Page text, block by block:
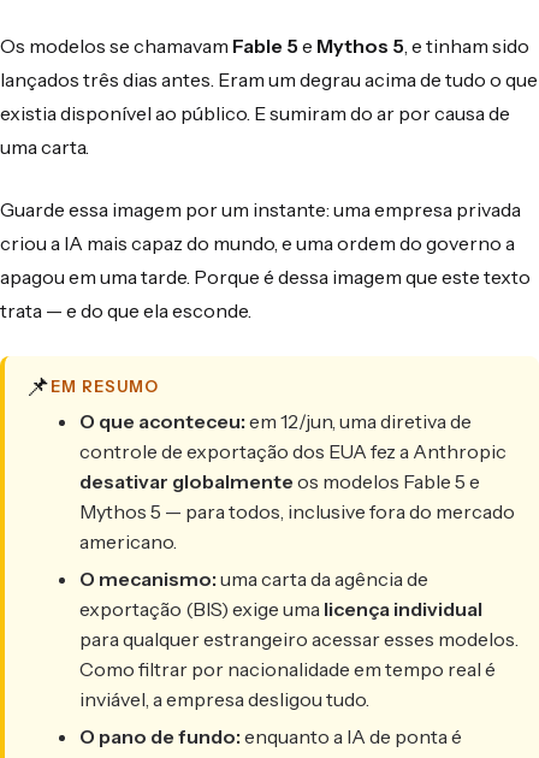
Os modelos se chamavam Fable 5 e Mythos 5, e tinham sido
lançados três dias antes. Eram um degrau acima de tudo o que
existia disponível ao público. E sumiram do ar por causa de
uma carta.
Guarde essa imagem por um instante: uma empresa privada
criou a IA mais capaz do mundo, e uma ordem do governo a
apagou em uma tarde. Porque é dessa imagem que este texto
trata — e do que ela esconde.
📌EM RESUMO
O que aconteceu: em 12/jun, uma diretiva de
controle de exportação dos EUA fez a Anthropic
desativar globalmente os modelos Fable 5 e
Mythos 5 — para todos, inclusive fora do mercado
americano.
O mecanismo: uma carta da agência de
exportação (BIS) exige uma licença individual
para qualquer estrangeiro acessar esses modelos.
Como filtrar por nacionalidade em tempo real é
inviável, a empresa desligou tudo.
O pano de fundo: enquanto a IA de ponta é